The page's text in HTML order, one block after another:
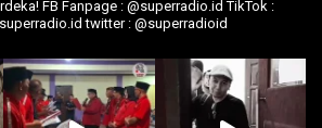
FB Fanpage : @superradio.id TikTok :
twitter : @superradioid